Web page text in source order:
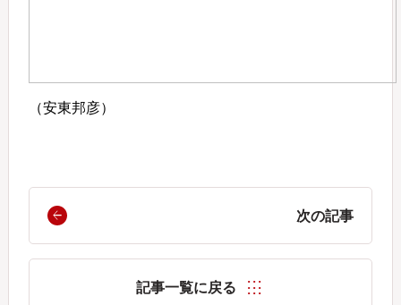
（安東邦彦）
次の記事
記事一覧に戻る